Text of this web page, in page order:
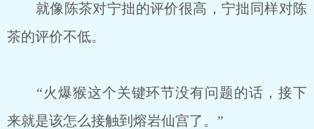
就像陈茶对宁拙的评价很高，宁拙同样对陈
茶的评价不低。
“火爆猴这个关键环节没有问题的话，接下
来就是该怎么接触到熔岩仙宫了。”